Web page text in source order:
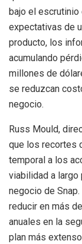
bajo el
expectativas de
producto, los
acumulando
millones de
se reduzcan
negocio.
Russ Mould,
que los recortes
temporal a los
viabilidad a
negocio de
reducir en más
anuales en la
plan más